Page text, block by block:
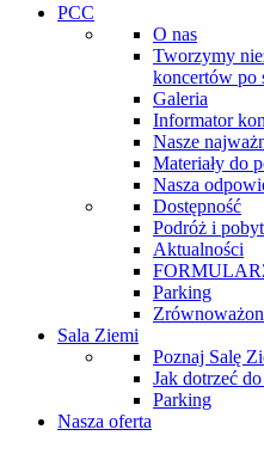
PCC
O nas
Tworzymy
koncertów po
Galeria
Informator
Nasze
Materiały do
Nasza
Dostępność
Podróż i pobyt
Aktualności
Parking
Sala Ziemi
Poznaj Salę
Jak dotrzeć
Parking
Nasza oferta